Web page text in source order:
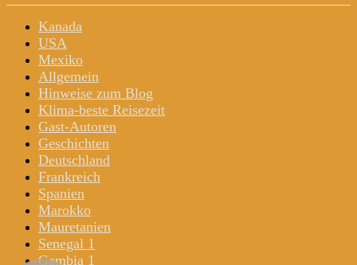
Kanada
USA
Mexiko
Allgemein
Hinweise zum Blog
Klima-beste Reisezeit
Gast-Autoren
Geschichten
Deutschland
Frankreich
Spanien
Marokko
Mauretanien
Senegal 1
Gambia 1